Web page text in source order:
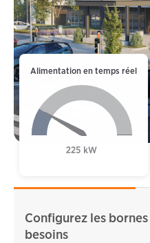
Alimentation en temps réel
Configurez les
besoins